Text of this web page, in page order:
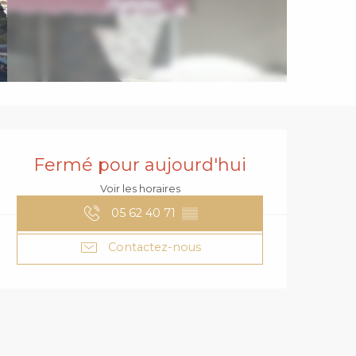
ET
Fermé pour aujourd'hui
Voir les horaires
05 62 40 71 ▒▒
Contactez-nous